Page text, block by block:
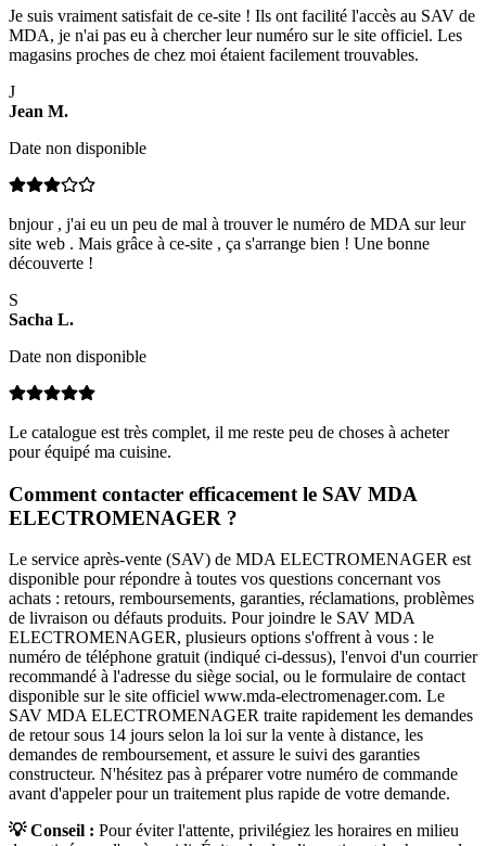
Je suis vraiment satisfait de ce-site ! Ils ont facilité l'accès au SAV de
MDA, je n'ai pas eu à chercher leur numéro sur le site officiel. Les
magasins proches de chez moi étaient facilement trouvables.
J
Jean M.
Date non disponible
bnjour , j'ai eu un peu de mal à trouver le numéro de MDA sur leur
site web . Mais grâce à ce-site , ça s'arrange bien ! Une bonne
découverte !
S
Sacha L.
Date non disponible
Le catalogue est très complet, il me reste peu de choses à acheter
pour équipé ma cuisine.
Comment contacter efficacement le SAV MDA
ELECTROMENAGER ?
Le service après-vente (SAV) de MDA ELECTROMENAGER est
disponible pour répondre à toutes vos questions concernant vos
achats : retours, remboursements, garanties, réclamations, problèmes
de livraison ou défauts produits. Pour joindre le SAV MDA
ELECTROMENAGER, plusieurs options s'offrent à vous : le
numéro de téléphone gratuit (indiqué ci-dessus), l'envoi d'un courrier
recommandé à l'adresse du siège social, ou le formulaire de contact
disponible sur le site officiel www.mda-electromenager.com. Le
SAV MDA ELECTROMENAGER traite rapidement les demandes
de retour sous 14 jours selon la loi sur la vente à distance, les
demandes de remboursement, et assure le suivi des garanties
constructeur. N'hésitez pas à préparer votre numéro de commande
avant d'appeler pour un traitement plus rapide de votre demande.
💡 Conseil : Pour éviter l'attente, privilégiez les horaires en milieu